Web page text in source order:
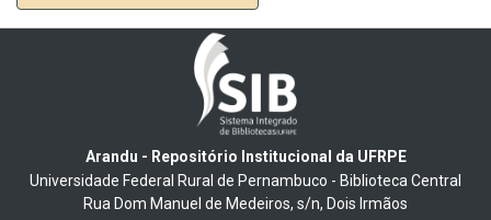
Arandu - Repositório Institucional da UFRPE
Universidade Federal Rural de Pernambuco - Biblioteca Central
Rua Dom Manuel de Medeiros, s/n, Dois Irmãos